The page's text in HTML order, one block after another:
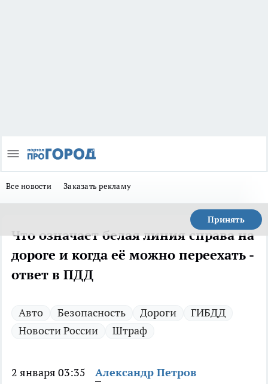
Все новости Заказать рекламу
Принять
Что означает белая линия справа на
дороге и когда её можно переехать -
ответ в ПДД
Авто Безопасность Дороги
ГИБДД
Новости России
Штраф
2 января 03:35 Александр Петров